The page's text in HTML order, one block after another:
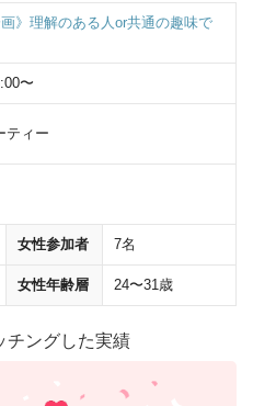
画》理解のある人or共通の趣味で
〜
ティー
女性参加者 7名
女性年齢層 24〜31歳
チングした実績